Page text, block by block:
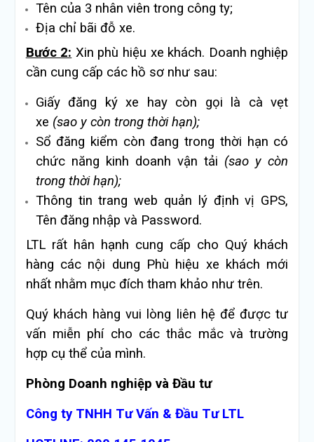
Tên của 3 nhân viên trong công ty;
Địa chỉ bãi đỗ xe.
Bước 2: Xin phù hiệu xe khách. Doanh nghiệp
cần cung cấp các hồ sơ như sau:
Giấy đăng ký xe hay còn gọi là cà vẹt
xe (sao y còn trong thời hạn);
Sổ đăng kiểm còn đang trong thời hạn có
chức năng kinh doanh vận tải (sao y còn
trong thời hạn);
Thông tin trang web quản lý định vị GPS,
Tên đăng nhập và Password.
LTL rất hân hạnh cung cấp cho Quý khách
hàng các nội dung Phù hiệu xe khách mới
nhất nhằm mục đích tham khảo như trên.
Quý khách hàng vui lòng liên hệ để được tư
vấn miễn phí cho các thắc mắc và trường
hợp cụ thể của mình.
Phòng Doanh nghiệp và Đầu tư
Công ty TNHH Tư Vấn & Đầu Tư LTL